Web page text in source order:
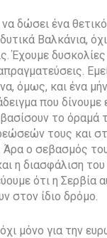
δώσει ένα
Βαλκάνια,
Έχουμε
όμως, και ένα
που
το όραμά
τους και
ο σεβασμός
η διασφάλιση του
ότι η Σερβία
στον ίδιο δρόμο.
μόνο για την